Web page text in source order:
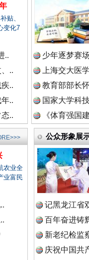
..
高回
贴、
变化7
..
..
..
..
..
少年逐梦赛
上海交大医
教育部部长
国家大学科
《体育强国
农业全
业富民
公众形象展
记黑龙江省
百年奋进铸
新老纪检监
庆祝中国共